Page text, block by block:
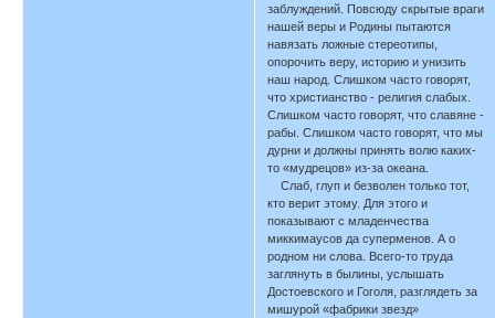
заблуждений. Повсюду скрытые враги
нашей веры и Родины пытаются
навязать ложные стереотипы,
опорочить веру, историю и унизить
наш народ. Слишком часто говорят,
что христианство - религия слабых.
Слишком часто говорят, что славяне -
рабы. Слишком часто говорят, что мы
дурни и должны принять волю каких-
то «мудрецов» из-за океана.
Слаб, глуп и безволен только тот,
кто верит этому. Для этого и
показывают с младенчества
миккимаусов да суперменов. А о
родном ни слова. Всего-то труда
заглянуть в былины, услышать
Достоевского и Гоголя, разглядеть за
мишурой «фабрики звезд»